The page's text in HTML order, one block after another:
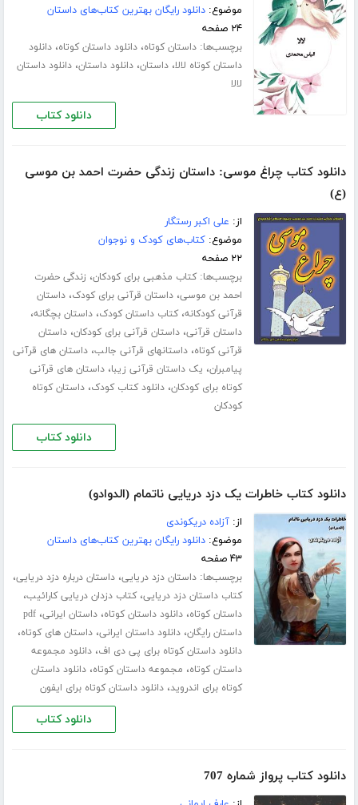
موضوع:دانلود رایگان بهترین کتاب‌های داستان
۲۴ صفحه
برچسب‌ها:داستان کوتاه،دانلود داستان کوتاه،دانلود
داستان کوتاه لالا،داستان،دانلود داستان،دانلود داستان
لالا
دانلود کتاب
دانلود کتاب چراغ موسی: داستان زندگی حضرت احمد بن موسی
(ع)
از: علی اکبر رستگار
موضوع:کتاب‌های کودک و نوجوان
۲۲ صفحه
برچسب‌ها:کتاب مذهبی برای کودکان، زندگی حضرت
احمد بن موسی،داستان قرآنی برای کودک،داستان
قرآنی کودکانه،کتاب داستان کودک،داستان بچگانه،
داستان قرآنی،داستان قرآنی برای کودکان،داستان
قرآنی کوتاه،داستانهای قرآنی جالب،داستان های قرآنی
پیامبران، یک داستان قرآنی زیبا،داستان های قرآنی
کوتاه برای کودکان،دانلود کتاب کودک،داستان کوتاه
کودکان
دانلود کتاب
دانلود کتاب خاطرات یک دزد دریایی ناتمام (الدوادو)
از:آزاده دریکوندی
موضوع:دانلود رایگان بهترین کتاب‌های داستان
۴۳ صفحه
برچسب‌ها:داستان دزد دریایی،داستان درباره دزد دریایی،
کتاب داستان دزد دریایی،کتاب دزدان دریایی کارائیب،
داستان کوتاه،دانلود داستان کوتاه،داستان ایرانی،pdf
داستان رایگان،دانلود داستان ایرانی،داستان های کوتاه،
دانلود داستان کوتاه برای پی دی اف،دانلود مجموعه
داستان کوتاه، مجموعه داستان کوتاه،دانلود داستان
کوتاه برای اندروید،دانلود داستان کوتاه برای ایفون
دانلود کتاب
دانلود کتاب پرواز شماره 707